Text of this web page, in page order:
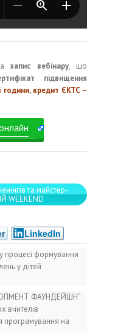
запис вебінару, що
підвищення
години, кредит ЄКТС –
та майстер-
WEEKEND
LinkedIn
у процесі формування
у дітей
ФАУНДЕЙШН”
вчителів
програмування на